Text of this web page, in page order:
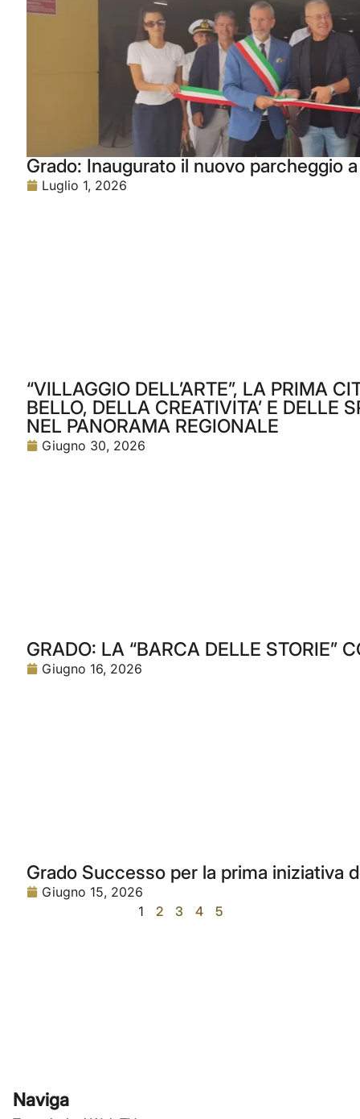
Grado: Inaugurato il nuovo parcheggio
Luglio 1, 2026
“VILLAGGIO DELL’ARTE”, LA PRIMA
BELLO, DELLA CREATIVITA’ E DELLE
NEL PANORAMA REGIONALE
Giugno 30, 2026
GRADO: LA “BARCA DELLE STORIE”
Giugno 16, 2026
Grado Successo per la prima iniziativa
Giugno 15, 2026
1
2 3 4 5
Naviga